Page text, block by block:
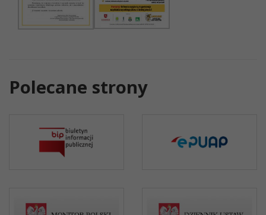
Polecane strony